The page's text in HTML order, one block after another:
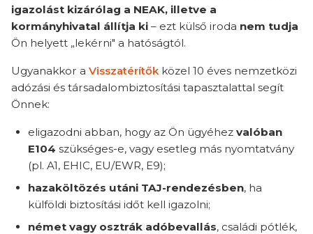
igazolást kizárólag a NEAK, illetve a
kormányhivatal állítja ki – ezt külső iroda nem tudja
Ön helyett „lekérni" a hatóságtól.
Ugyanakkor a Visszatérítőkközel 10 éves nemzetközi
adózási és társadalombiztosítási tapasztalattal segít
Önnek:
eligazodni abban, hogy az Ön ügyéhez valóban
E104 szükséges-e, vagy esetleg más nyomtatvány
(pl. A1, EHIC, EU/EWR, E9);
hazaköltözés utáni TAJ-rendezésben, ha
külföldi biztosítási időt kell igazolni;
német vagy osztrák adóbevallás, családi pótlék,